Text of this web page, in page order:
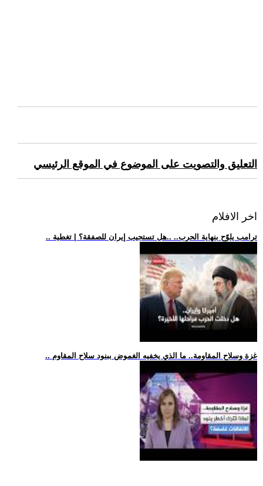
التعليق والتصويت على الموضوع في الموقع الرئيسي
اخر الافلام
.. ترامب يلوّح بنهاية الحرب.. ..هل تستجيب إيران للصفقة؟ | تغطية
.. غزة وسلاح المقاومة.. ما الذي يخفيه الغموض ببنود سلاح المقاوم